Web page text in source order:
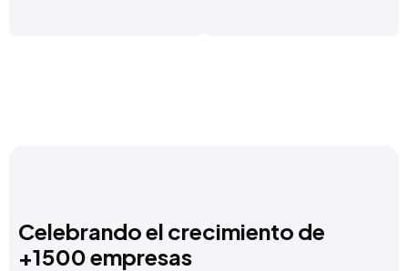
Celebrando el crecimiento de
+1500 empresas